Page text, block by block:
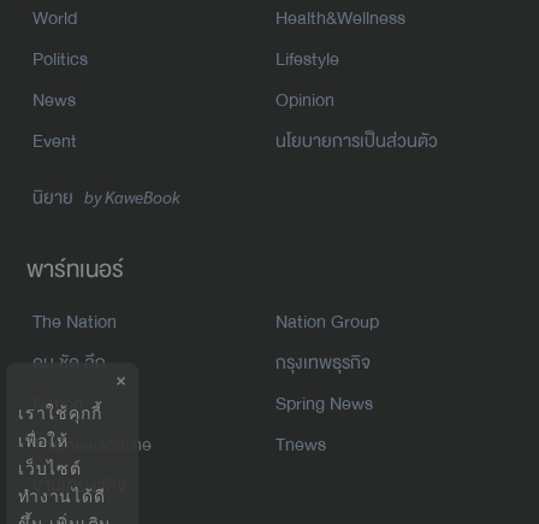
World
Health&Wellness
Politics
Lifestyle
News
Opinion
Event
นโยบายการเป็นส่วนตัว
นิยาย by KaweBook
พาร์ทเนอร์
The Nation
Nation Group
คม ชัด ลึก
กรุงเทพธุรกิจ
Nation
Spring News
Thainewsonline
Tnews
ฐานเศรษฐกิจ
×
เราใช้คุกกี้
เพื่อให้
เว็บไซต์
ทำงานได้ดี